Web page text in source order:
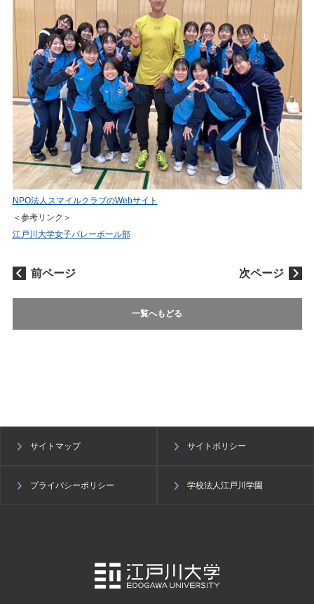
NPO法人スマイルクラブのWebサイト
＜参考リンク＞
江戸川大学女子バレーボール部
前ページ 次ページ
一覧へもどる
サイトマップ サイトポリシー
プライバシーポリシー 学校法人江戸川学園